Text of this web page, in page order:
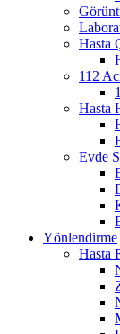
Hasta
112
Hasta
Evde
Yönlendirme
Hasta